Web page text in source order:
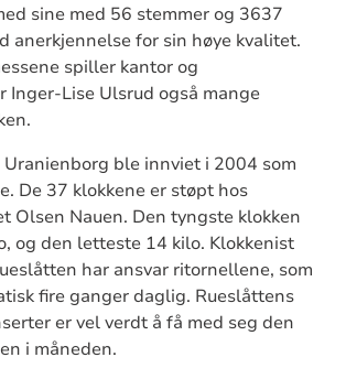
sine med 56 stemmer og 3637
anerkjennelse for sin høye kvalitet.
spiller kantor og
Inger-Lise Ulsrud også mange
ble innviet i 2004 som
De 37 klokkene er støpt hos
Olsen Nauen. Den tyngste klokken
og den letteste 14 kilo. Klokkenist
har ansvar ritornellene, som
fire ganger daglig. Rueslåttens
er vel verdt å få med seg den
i måneden.